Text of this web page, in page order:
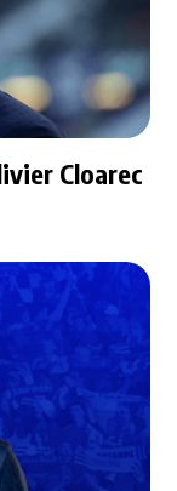
Cloarec